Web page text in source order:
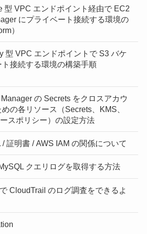
型 VPC エンドポイント経由で EC2
にプライベート接続する環境の
）
型 VPC エンドポイントで S3 バケ
接続する環境の構築手順
Manager の Secrets をクロスアカウ
の各リソース（Secrets、KMS、
スポリシー）の設定方法
/ 証明書 / AWS IAM の関係について
クエリログを取得する方法
CloudTrail のログ調査をできるよ